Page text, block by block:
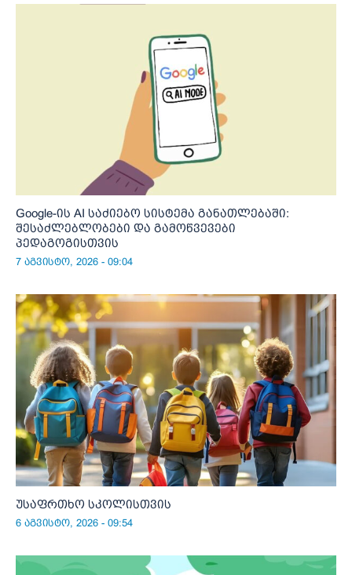
Google-ის AI საძიებო სისტემა განათლებაში:
შესაძლებლობები და გამოწვევები
პედაგოგისთვის
7 აგვისტო, 2026 - 09:04
უსაფრთხო სკოლისთვის
6 აგვისტო, 2026 - 09:54